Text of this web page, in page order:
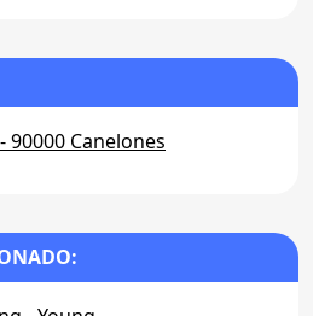
90000 Canelones